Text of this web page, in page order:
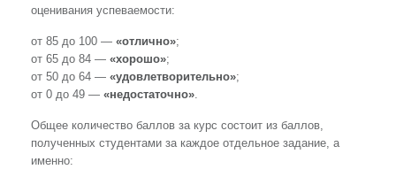
оценивания успеваемости:
от 85 до 100 —«отлично»;
от 65 до 84 —«хорошо»;
от 50 до 64 —«удовлетворительно»;
от 0 до 49 —«недостаточно».
Общее количество баллов за курс состоит из баллов,
полученных студентами за каждое отдельное задание, а
именно: